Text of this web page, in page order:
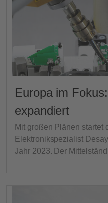
Europa im
expandiert
Mit großen Plänen startet
Elektronikspezialist
Jahr 2023. Der